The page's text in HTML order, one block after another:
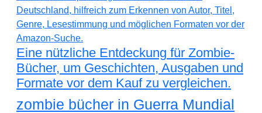
Eine nützliche Entdeckung für Zombie-
Bücher, um Geschichten, Ausgaben und
Formate vor dem Kauf zu vergleichen.
zombie bücher in Guerra Mundial